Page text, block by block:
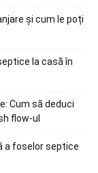
și cum le poți
la casă în
Cum să deduci
flow-ul
a foselor septice